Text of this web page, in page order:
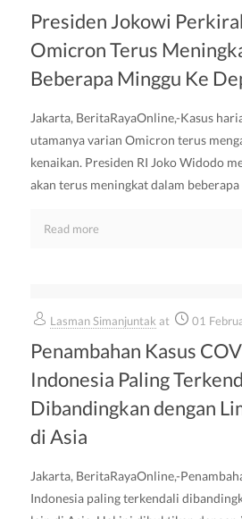
Presiden Jokowi
Omicron Terus
Beberapa Minggu Ke
Jakarta, BeritaRayaOnline,-Kasus
utamanya varian Omicron terus
kenaikan. Presiden RI Joko Widodo
akan terus meningkat dalam beberapa
Read more
Lasman Simanjuntak at 01
Penambahan Kasus
Indonesia Paling
Dibandingkan dengan
di Asia
Jakarta, BeritaRayaOnline,-
Indonesia paling terkendali